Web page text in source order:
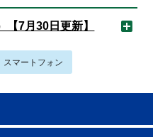
7月30日更新】
スマートフォン